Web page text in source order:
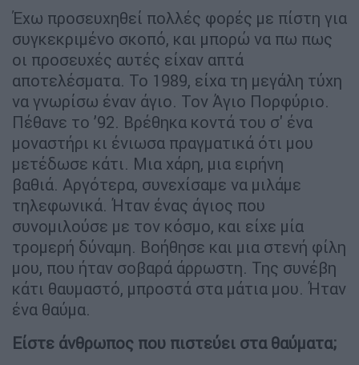
Έχω προσευχηθεί πολλές φορές με πίστη για
συγκεκριμένο σκοπό, και μπορώ να πω πως
οι προσευχές αυτές είχαν απτά
αποτελέσματα. Το 1989, είχα τη μεγάλη τύχη
να γνωρίσω έναν άγιο. Τον Άγιο Πορφύριο.
Πέθανε το ’92. Βρέθηκα κοντά του σ' ένα
μοναστήρι κι ένιωσα πραγματικά ότι μου
μετέδωσε κάτι. Μια χάρη, μια ειρήνη
βαθιά. Αργότερα, συνεχίσαμε να μιλάμε
τηλεφωνικά. Ήταν ένας άγιος που
συνομιλούσε με τον κόσμο, και είχε μία
τρομερή δύναμη. Βοήθησε και μια στενή φίλη
μου, που ήταν σοβαρά άρρωστη. Της συνέβη
κάτι θαυμαστό, μπροστά στα μάτια μου. Ήταν
ένα θαύμα.
Είστε άνθρωπος που πιστεύει στα θαύματα;